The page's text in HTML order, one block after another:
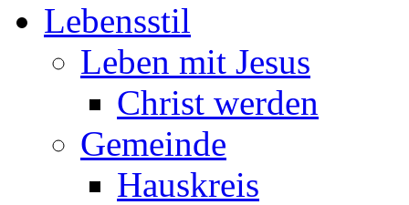
Lebensstil
Leben mit Jesus
Christ werden
Gemeinde
Hauskreis